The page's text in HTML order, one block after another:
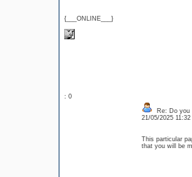
{___ONLINE___}
: 0
Re: Do you
21/05/2025
This particular
that you will be